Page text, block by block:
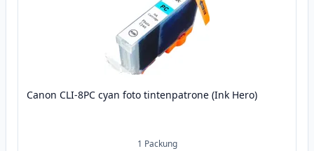
Canon CLI-8PC cyan foto tintenpatrone (Ink Hero)
1 Packung